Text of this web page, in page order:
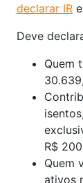
declarar IR
Deve
Quem
R$
Quem
ativos